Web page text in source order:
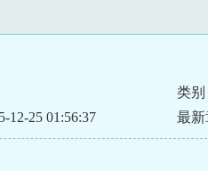
类
12-25 01:56:37
最新